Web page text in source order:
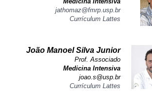
jathomaz@fmrp.usp.br
Currículum Lattes
João Manoel Silva Junior
Prof. Associado
Medicina Intensiva
joao.s@usp.br
Currículum Lattes